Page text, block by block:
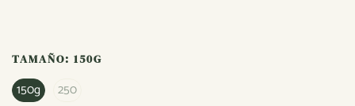
TAMAÑO: 150G
150g 250